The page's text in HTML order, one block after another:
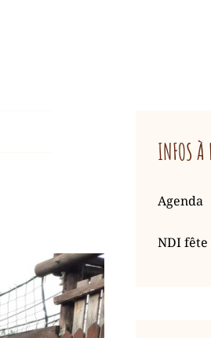
INFOS À
Agenda
NDI fête